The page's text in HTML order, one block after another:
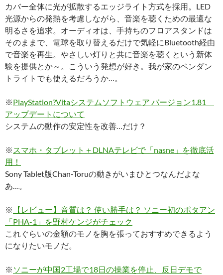
カバー全体に光が拡散するエッジライト方式を採用。LED
光源からの発熱を考慮しながら、音楽を聴くための最適な
明るさを追求。オーディオは、手持ちのフロアスタンドは
そのままで、電球を取り替えるだけで気軽にBluetooth経由
で音楽を再生。やさしい灯りと共に音楽を聴くという新体
験を提供とか～。こういう発想が好き。我が家のペンダン
トライトでも使えるだろうか…。
※PlayStation?Vitaシステムソフトウェア バージョン1.81
アップデートについて
システムの動作の安定性を改善…だけ？
※ スマホ・タブレット＋DLNAテレビで「nasne」を徹底活
用！
Sony Tablet版Chan-Toruの動きがいまひとつなんだよな
あ…。
※
【レビュー】音質は？ 使い勝手は？ ソニー初のポタアン
「PHA-1」を野村ケンジがチェック
これぐらいの金額のモノを胸を張っておすすめできるよう
になりたいモノだ。
※ ソニーが中国2工場で18日の操業を停止、反日デモで